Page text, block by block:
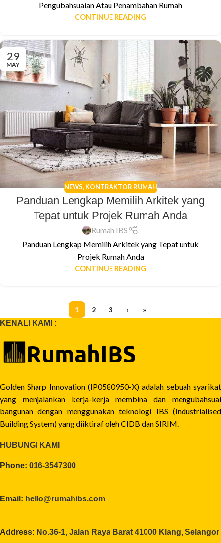
Pengubahsuaian Atau Penambahan Rumah
CONTINUE READING
29
MAY
NEWS, KONTRAKTOR RUMAH
Panduan Lengkap Memilih Arkitek yang
Tepat untuk Projek Rumah Anda
Rumah IBS
Panduan Lengkap Memilih Arkitek yang Tepat untuk
Projek Rumah Anda
CONTINUE READING
1 2 3 ›
»
KENALI KAMI :
Golden Sharp Innovation (IP0580950-X) adalah sebuah syarikat
yang menjalankan kerja-kerja membina dan mengubahsuai
bangunan dengan menggunakan teknologi IBS (Industrialised
Building System) yang diiktiraf oleh CIDB dan SIRIM.
HUBUNGI KAMI
Phone: 016-3547300
Email: hello@rumahibs.com
Address: No.36-1, Jalan Raya Barat 41000 Klang, Selangor